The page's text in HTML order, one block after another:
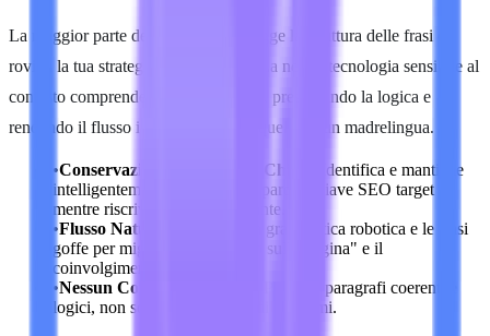
La maggior parte dei riscrittori distrugge la struttura delle frasi e
rovina la tua strategia SEO. Noi no. La nostra tecnologia sensibile al
contesto comprende il tuo argomento, preservando la logica e
rendendo il flusso indistinguibile da quello di un madrelingua.
•Conservazione delle Parole Chiave
Identifica e mantiene
intelligentemente intatte le tue parole chiave SEO target
mentre riscrive il testo circostante.
•Flusso Naturale
Corregge la grammatica robotica e le frasi
goffe per migliorare il "Tempo sulla Pagina" e il
coinvolgimento del lettore.
•Nessun Contenuto "Spun"
Produce paragrafi coerenti e
logici, non solo un miscuglio di sinonimi.